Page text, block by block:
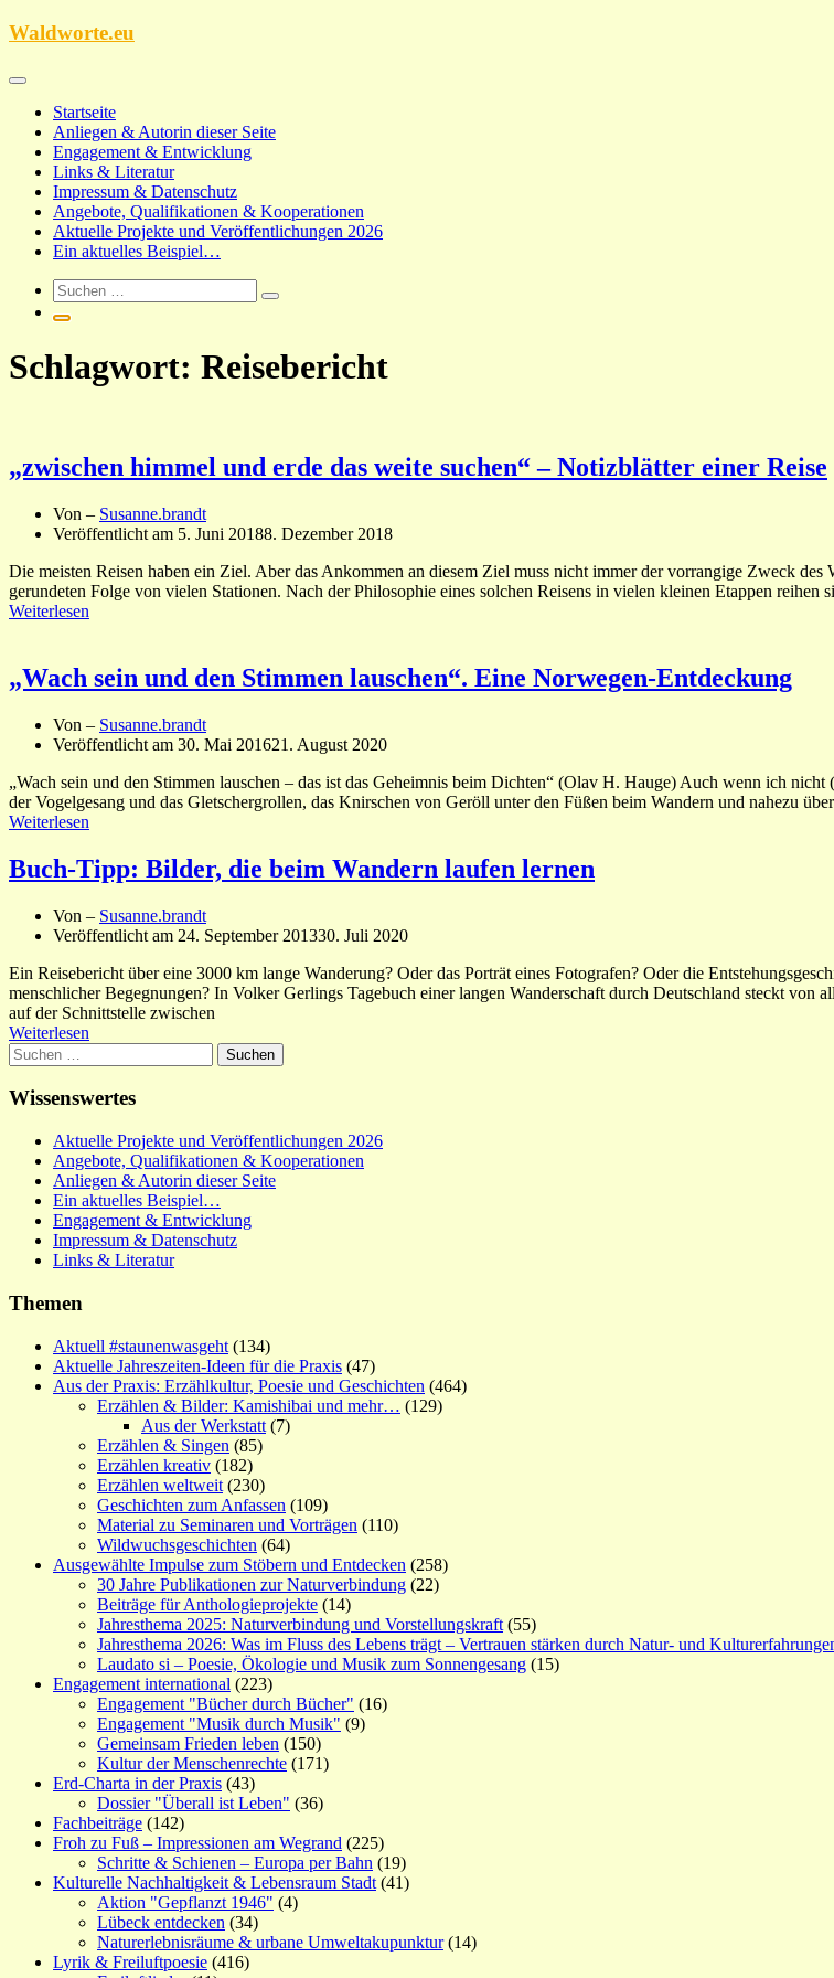
Zum
Waldworte.eu
Startseite
Anliegen & Autorin dieser Seite
Engagement & Entwicklung
Links & Literatur
Impressum & Datenschutz
Angebote, Qualifikationen & Kooperationen
Aktuelle Projekte und Veröffentlichungen 2026
Ein aktuelles Beispiel…
Schlagwort: Reisebericht
„zwischen himmel und erde das weite suchen“ – Notizblätter einer Reise
Von – Susanne.brandt
Veröffentlicht am 5. Juni 20188. Dezember 2018
Die meisten Reisen haben ein Ziel. Aber das Ankommen an diesem Ziel muss nicht immer der vorrangige Zweck
gerundeten Folge von vielen Stationen. Nach der Philosophie eines solchen Reisens in vielen kleinen Etappen reihen
Weiterlesen
„Wach sein und den Stimmen lauschen“. Eine Norwegen-Entdeckung
Von – Susanne.brandt
Veröffentlicht am 30. Mai 201621. August 2020
„Wach sein und den Stimmen lauschen – das ist das Geheimnis beim Dichten“ (Olav H. Hauge) Auch wenn ich
der Vogelgesang und das Gletschergrollen, das Knirschen von Geröll unter den Füßen beim Wandern und nahezu
Weiterlesen
Buch-Tipp: Bilder, die beim Wandern laufen lernen
Von – Susanne.brandt
Veröffentlicht am 24. September 201330. Juli 2020
Ein Reisebericht über eine 3000 km lange Wanderung? Oder das Porträt eines Fotografen? Oder die
menschlicher Begegnungen? In Volker Gerlings Tagebuch einer langen Wanderschaft durch Deutschland steckt von
auf der Schnittstelle zwischen
Weiterlesen
Suchen
nach:
Wissenswertes
Aktuelle Projekte und Veröffentlichungen 2026
Angebote, Qualifikationen & Kooperationen
Anliegen & Autorin dieser Seite
Ein aktuelles Beispiel…
Engagement & Entwicklung
Impressum & Datenschutz
Links & Literatur
Themen
Aktuell #staunenwasgeht (134)
Aktuelle Jahreszeiten-Ideen für die Praxis (47)
Aus der Praxis: Erzählkultur, Poesie und Geschichten (464)
Erzählen & Bilder: Kamishibai und mehr… (129)
Aus der Werkstatt (7)
Erzählen & Singen (85)
Erzählen kreativ (182)
Erzählen weltweit (230)
Geschichten zum Anfassen (109)
Material zu Seminaren und Vorträgen (110)
Wildwuchsgeschichten (64)
Ausgewählte Impulse zum Stöbern und Entdecken (258)
30 Jahre Publikationen zur Naturverbindung (22)
Beiträge für Anthologieprojekte (14)
Jahresthema 2025: Naturverbindung und Vorstellungskraft (55)
Jahresthema 2026: Was im Fluss des Lebens trägt – Vertrauen stärken durch Natur- und
Laudato si – Poesie, Ökologie und Musik zum Sonnengesang (15)
Engagement international (223)
Engagement "Bücher durch Bücher" (16)
Engagement "Musik durch Musik" (9)
Gemeinsam Frieden leben (150)
Kultur der Menschenrechte (171)
Erd-Charta in der Praxis (43)
Dossier "Überall ist Leben" (36)
Fachbeiträge (142)
Froh zu Fuß – Impressionen am Wegrand (225)
Schritte & Schienen – Europa per Bahn (19)
Kulturelle Nachhaltigkeit & Lebensraum Stadt (41)
Aktion "Gepflanzt 1946" (4)
Lübeck entdecken (34)
Naturerlebnisräume & urbane Umweltakupunktur(14)
Lyrik & Freiluftpoesie (416)